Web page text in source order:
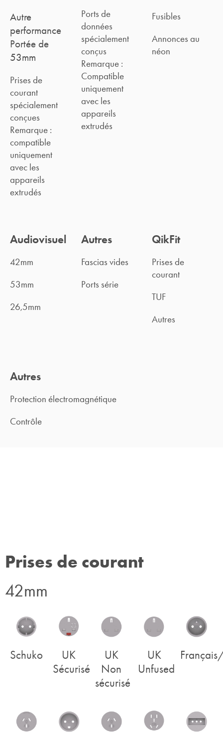
Autre
performance
Portée de
53mm
Prises de
courant
spécialement
conçues
Remarque :
compatible
uniquement
avec les
appareils
extrudés
Ports de
données
spécialement
conçus
Remarque :
Compatible
uniquement
avec les
appareils
extrudés
Fusibles
Annonces au
néon
Audiovisuel
42mm
53mm
26,5mm
Autres
Fascias vides
Ports série
QikFit
Prises de
courant
TUF
Autres
Autres
Protection électromagnétique
Contrôle
Prises de courant
42mm
Schuko
UK
Sécurisé
UK
Non
sécurisé
UK
Unfused